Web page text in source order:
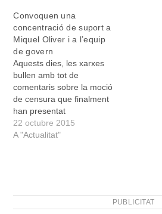
2015, més de 50 per cent
dels vots tant als nuclis de
Porto Cristo i s'Illot.
D'aquesta manera ens
sentim plenament
legitimats per ser…
Convoquen una
concentració de suport a
Miquel Oliver i a l’equip
de govern
Aquests dies, les xarxes
bullen amb tot de
comentaris sobre la moció
de censura que finalment
han presentat
conjuntament els regidors
del PP, PI i AIPC i que farà
esperar i ja circula entre
els grups de…
22 octubre 2015
A "Actualitat"
PUBLICITAT